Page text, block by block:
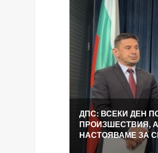
ДПС: ВСЕКИ ДЕН
ПРОИЗШЕСТВИЯ,
НАСТОЯВАМЕ ЗА